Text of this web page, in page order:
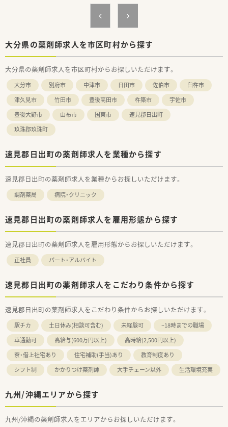
■安心して長く働けるよう、住宅手当や退職金、産休育休制度な
どの福利厚生が整っています。
■病院門前のため、内科を中心に呼吸器科、循環器科など幅広い
処方箋の調剤業務が中心です。
25枚程度に調整しています。
■漢方薬も多く取り扱っているため、漢方に関する知識やスキル
を身につけることができます。
大分県の薬剤師求人を市区町村から探す
大分県の薬剤師求人を市区町村からお探しいただけます。
大分市 別府市 中津市 日田市 佐伯市
臼杵市
津久見市
竹田市 豊後高田市 杵築市
宇佐市
豊後大野市
由布市 国東市
速見郡日出町
玖珠郡玖珠町
速見郡日出町の薬剤師求人を業種から探す
速見郡日出町の薬剤師求人を業種からお探しいただけます。
調剤薬局 病院・クリニック
速見郡日出町の薬剤師求人を雇用形態から探す
速見郡日出町の薬剤師求人を雇用形態からお探しいただけます。
正社員 パート・アルバイト
速見郡日出町の薬剤師求人をこだわり条件から探す
速見郡日出町の薬剤師求人をこだわり条件からお探しいただけます。
駅チカ 土日休み(相談可含む) 未経験可
~18時までの職場
車通勤可
高給与(600万円以上)
高時給(2,500円以上)
寮・借上社宅あり
住宅補助(手当)あり
教育制度あり
シフト制
かかりつけ薬剤師 大手チェーン以外 生活環境充実
九州/沖縄エリアから探す
九州/沖縄の薬剤師求人をエリアからお探しいただけます。